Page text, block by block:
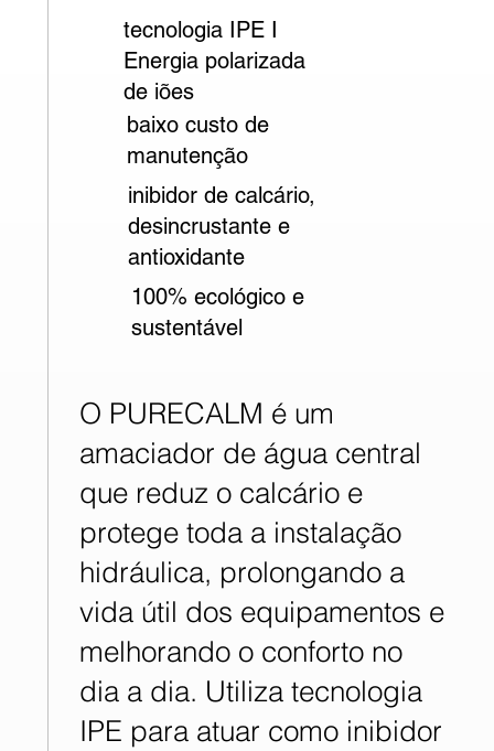
tecnologia IPE I
Energia polarizada
de iões
baixo custo de
manutenção
inibidor de calcário,
desincrustante e
antioxidante
100% ecológico e
sustentável
O PURECALM é um
amaciador de água central
que reduz o calcário e
protege toda a instalação
hidráulica, prolongando a
vida útil dos equipamentos e
melhorando o conforto no
dia a dia. Utiliza tecnologia
IPE para atuar como inibidor